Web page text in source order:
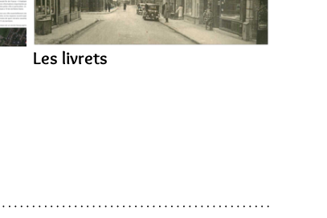
Les livrets